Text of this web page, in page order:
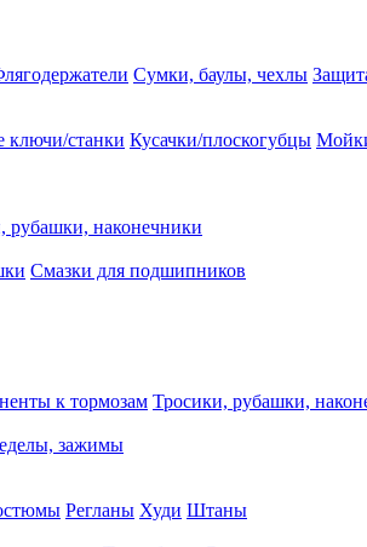
Сумки, баулы, чехлы
ключи/станки Кусачки/плоскогубцы
рубашки, наконечники
Смазки для подшипников
к тормозам Тросики, рубашки,
зажимы
Регланы Худи Штаны